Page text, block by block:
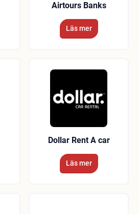
Airtours Banks
Läs mer
Dollar Rent A car
Läs mer